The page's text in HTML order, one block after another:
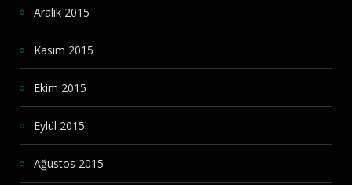
Aralık 2015
Kasım 2015
Ekim 2015
Eylül 2015
Ağustos 2015